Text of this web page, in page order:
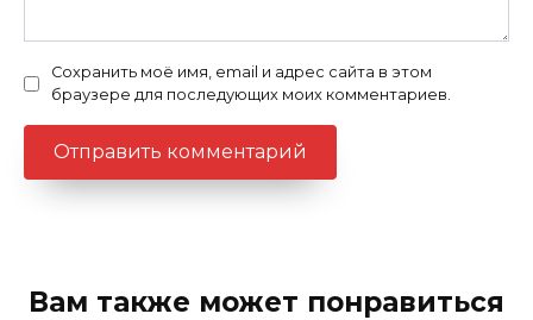
Сохранить моё имя, email и адрес сайта в этом
браузере для последующих моих комментариев.
Вам также может понравиться